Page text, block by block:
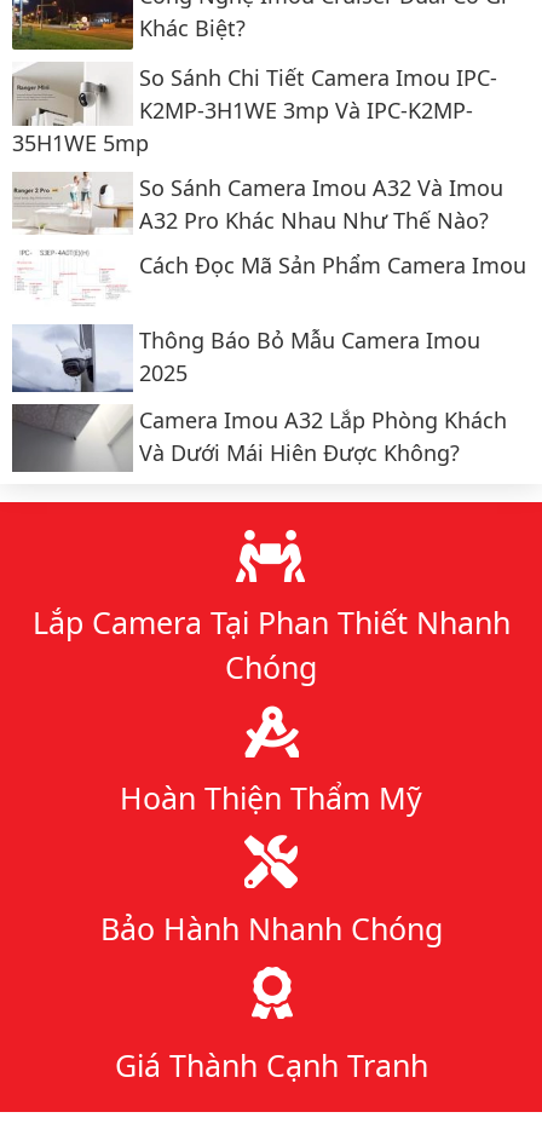
Khác Biệt?
So Sánh Chi Tiết Camera Imou IPC-
K2MP-3H1WE 3mp Và IPC-K2MP-
35H1WE 5mp
So Sánh Camera Imou A32 Và Imou
A32 Pro Khác Nhau Như Thế Nào?
Cách Đọc Mã Sản Phẩm Camera Imou
Thông Báo Bỏ Mẫu Camera Imou
2025
Camera Imou A32 Lắp Phòng Khách
Và Dưới Mái Hiên Được Không?
Lý do chọn chúng tôi
Lắp Camera Tại Phan Thiết Nhanh
Chóng
Hoàn Thiện Thẩm Mỹ
Bảo Hành Nhanh Chóng
Giá Thành Cạnh Tranh